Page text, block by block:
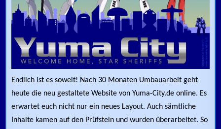
Endlich ist es soweit! Nach 30 Monaten Umbauarbeit geht
heute die neu gestaltete Website von Yuma-City.de online. Es
erwartet euch nicht nur ein neues Layout. Auch sämtliche
Inhalte kamen auf den Prüfstein und wurden überarbeitet. So